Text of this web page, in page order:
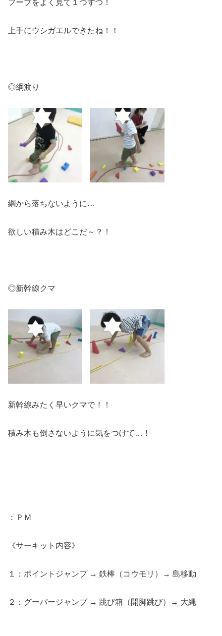
フープをよく見て１つずつ！
上手にウシガエルできたね！！
◎綱渡り
綱から落ちないように…
欲しい積み木はどこだ～？！
◎新幹線クマ
新幹線みたく早いクマで！！
積み木も倒さないように気をつけて…！
：ＰＭ
《サーキット内容》
１：ポイントジャンプ → 鉄棒（コウモリ）→ 島移動
２：グーパージャンプ → 跳び箱（開脚跳び）→ 大縄